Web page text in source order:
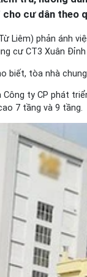
cho cư dân theo
Liêm) phản ánh
cư CT3 Xuân
biết, tòa nhà
ty CP phát
7 tầng và 9 tầng.